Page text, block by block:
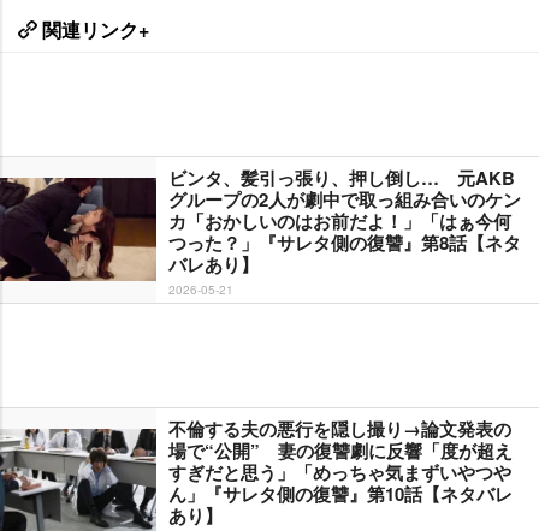
関連リンク+
ビンタ、髪引っ張り、押し倒し… 元AKB
グループの2人が劇中で取っ組み合いのケン
カ「おかしいのはお前だよ！」「はぁ今何
つった？」『サレタ側の復讐』第8話【ネタ
バレあり】
2026-05-21
不倫する夫の悪行を隠し撮り→論文発表の
場で“公開” 妻の復讐劇に反響「度が超え
すぎだと思う」「めっちゃ気まずいやつ
ん」『サレタ側の復讐』第10話【ネタバレ
あり】